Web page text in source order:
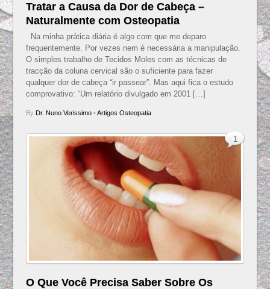
Tratar a Causa da Dor de Cabeça –
Naturalmente com Osteopatia
Na minha prática diária é algo com que me deparo
frequentemente. Por vezes nem é necessária a manipulação.
O simples trabalho de Tecidos Moles com as técnicas de
tracção da coluna cervical são o suficiente para fazer
qualquer dor de cabeça “ir passear”. Mas aqui fica o estudo
comprovativo: “Um relatório divulgado em 2001 […]
By Dr. Nuno Verissimo• Artigos Osteopatia
O Que Você Precisa Saber Sobre Os
1